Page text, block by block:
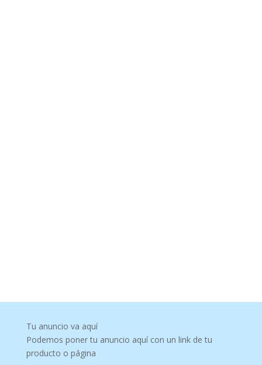
Tu anuncio va aquí
Podemos poner tu anuncio aquí con un link de tu
producto o página